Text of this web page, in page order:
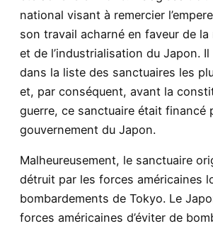
national visant à remercier
son travail acharné en faveur de
et de l’industrialisation du Japon.
dans la liste des sanctuaires les
et, par conséquent, avant la
guerre, ce sanctuaire était financé
gouvernement du Japon.
Malheureusement, le sanctuaire
détruit par les forces américaines
bombardements de Tokyo. Le
forces américaines d’éviter de